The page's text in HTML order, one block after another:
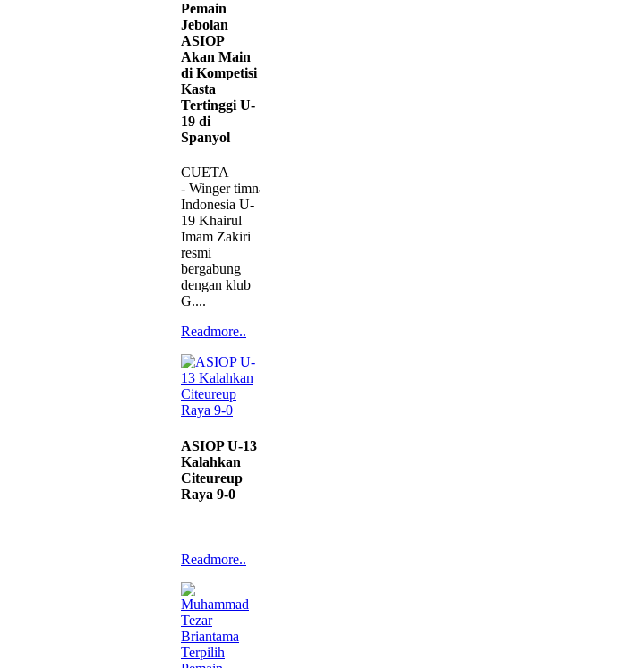
Pemain
Jebolan
ASIOP
Akan Main
di Kompetisi
Kasta
Tertinggi U-
19 di
Spanyol
CUETA
- Winger timnas
Indonesia U-
19 Khairul
Imam Zakiri
resmi
bergabung
dengan klub
G....
Readmore..
ASIOP U-13
Kalahkan
Citeureup
Raya 9-0
Readmore..